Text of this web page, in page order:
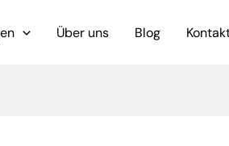
Über uns Blog